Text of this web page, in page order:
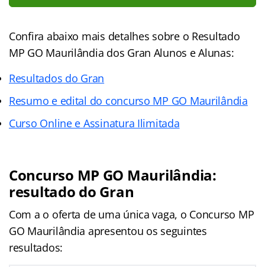
Confira abaixo mais detalhes sobre o Resultado
MP GO Maurilândia dos Gran Alunos e Alunas:
Resultados do Gran
Resumo e edital do concurso MP GO Maurilândia
Curso Online e Assinatura Ilimitada
Concurso MP GO Maurilândia:
resultado do Gran
Com a o oferta de uma única vaga, o Concurso MP
GO Maurilândia apresentou os seguintes
resultados: